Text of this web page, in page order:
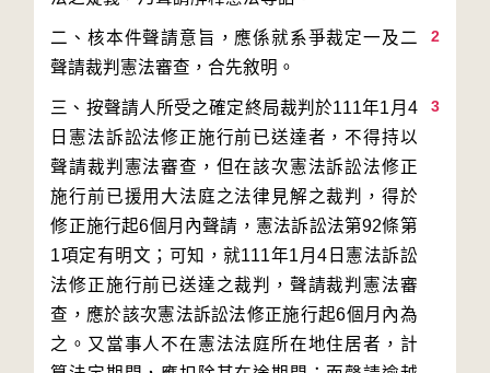
2
二、核本件聲請意旨，應係就系爭裁定一及二
3
三、按聲請人所受之確定終局裁判於111年1月4
日憲法訴訟法修正施行前已送達者，不得持以
聲請裁判憲法審查，但在該次憲法訴訟法修正
施行前已援用大法庭之法律見解之裁判，得於
修正施行起6個月內聲請，憲法訴訟法第92條第
1項定有明文；可知，就111年1月4日憲法訴訟
法修正施行前已送達之裁判，聲請裁判憲法審
查，應於該次憲法訴訟法修正施行起6個月內為
之。又當事人不在憲法法庭所在地住居者，計